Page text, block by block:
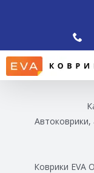
Коврики EVA